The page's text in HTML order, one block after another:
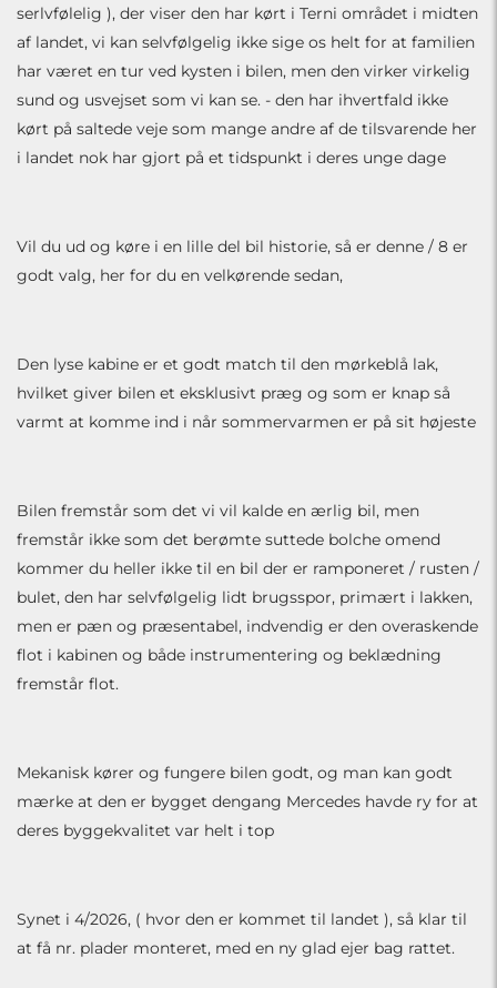
serlvfølelig ), der viser den har kørt i Terni området i midten
af landet, vi kan selvfølgelig ikke sige os helt for at familien
har været en tur ved kysten i bilen, men den virker virkelig
sund og usvejset som vi kan se. - den har ihvertfald ikke
kørt på saltede veje som mange andre af de tilsvarende her
i landet nok har gjort på et tidspunkt i deres unge dage
Vil du ud og køre i en lille del bil historie, så er denne / 8 er
godt valg, her for du en velkørende sedan,
Den lyse kabine er et godt match til den mørkeblå lak,
hvilket giver bilen et eksklusivt præg og som er knap så
varmt at komme ind i når sommervarmen er på sit højeste
Bilen fremstår som det vi vil kalde en ærlig bil, men
fremstår ikke som det berømte suttede bolche omend
kommer du heller ikke til en bil der er ramponeret / rusten /
bulet, den har selvfølgelig lidt brugsspor, primært i lakken,
men er pæn og præsentabel, indvendig er den overaskende
flot i kabinen og både instrumentering og beklædning
fremstår flot.
Mekanisk kører og fungere bilen godt, og man kan godt
mærke at den er bygget dengang Mercedes havde ry for at
deres byggekvalitet var helt i top
Synet i 4/2026, ( hvor den er kommet til landet ), så klar til
at få nr. plader monteret, med en ny glad ejer bag rattet.